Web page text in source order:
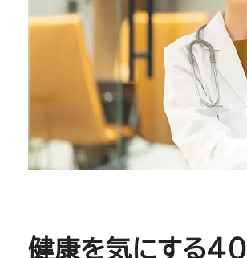
健康を気にする